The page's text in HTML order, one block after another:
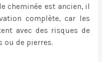
cheminée est ancien, il
complète, car les
avec des risques de
ou de pierres.